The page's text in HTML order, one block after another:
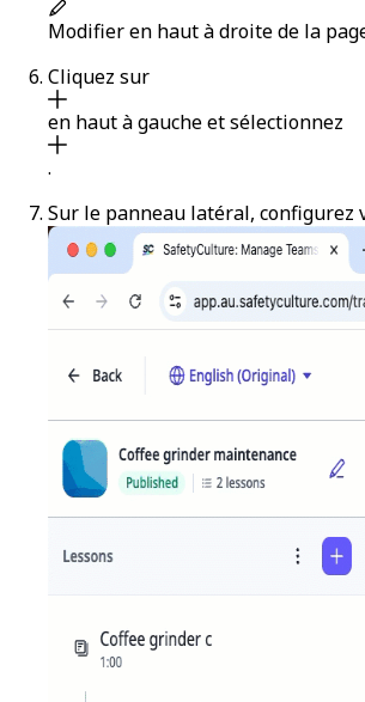
Modifieren haut à droite de la
Cliquez sur
en haut à gauche et sélectionnez
.
Sur le panneau latéral, configurez